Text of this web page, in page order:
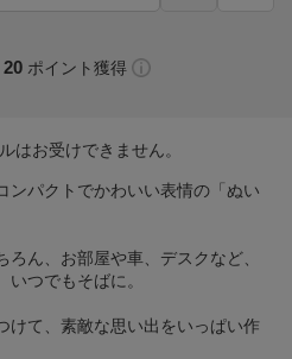
20 ポイント獲得
はお受けできません。
ンパクトでかわいい表情の「ぬい
ん、お部屋や車、デスクなど、
つでもそばに。
けて、素敵な思い出をいっぱい作